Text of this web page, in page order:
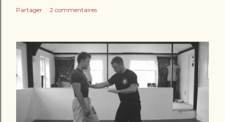
Partager 2 commentaires